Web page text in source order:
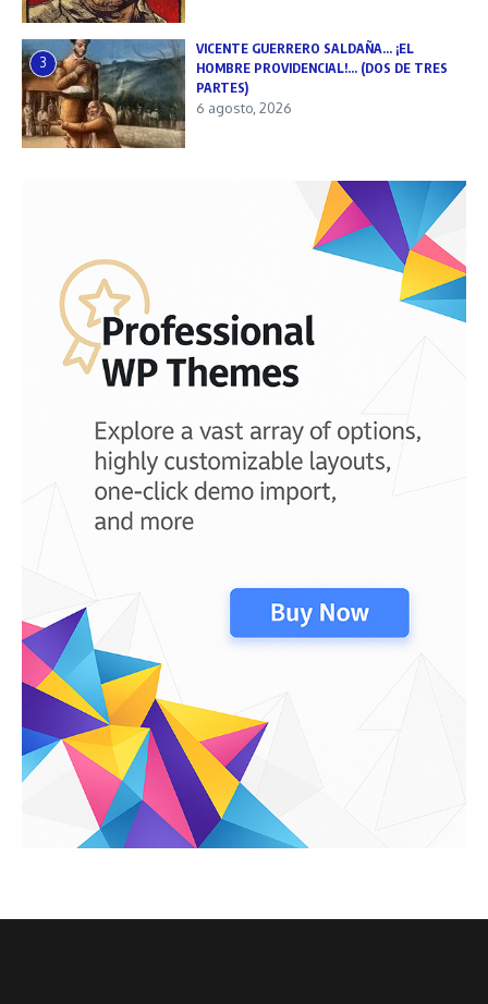
3
VICENTE GUERRERO SALDAÑA… ¡EL
HOMBRE PROVIDENCIAL!… (DOS DE TRES
PARTES)
6 agosto, 2026